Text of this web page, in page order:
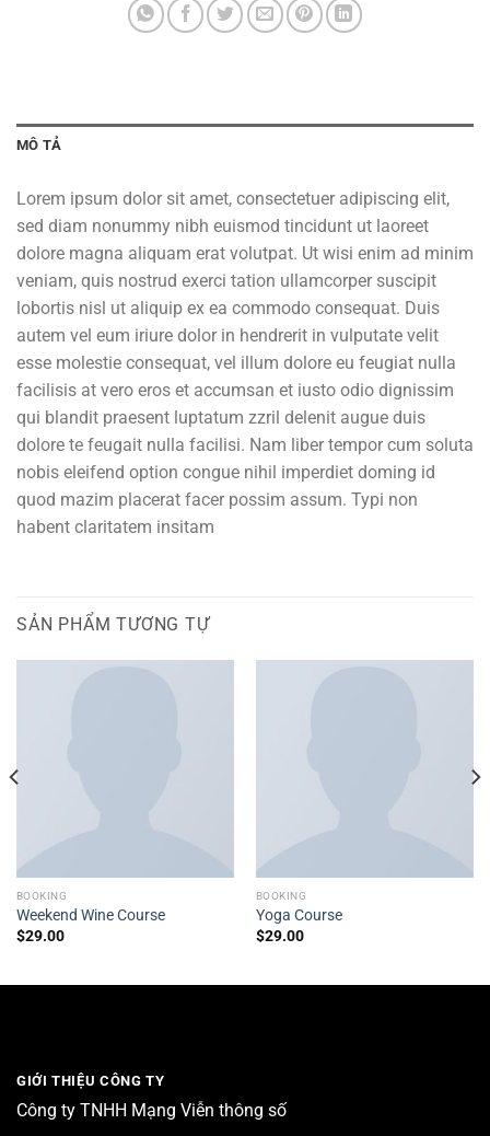
MÔ TẢ
Lorem ipsum dolor sit amet, consectetuer adipiscing elit,
sed diam nonummy nibh euismod tincidunt ut laoreet
dolore magna aliquam erat volutpat. Ut wisi enim ad minim
veniam, quis nostrud exerci tation ullamcorper suscipit
lobortis nisl ut aliquip ex ea commodo consequat. Duis
autem vel eum iriure dolor in hendrerit in vulputate velit
esse molestie consequat, vel illum dolore eu feugiat nulla
facilisis at vero eros et accumsan et iusto odio dignissim
qui blandit praesent luptatum zzril delenit augue duis
dolore te feugait nulla facilisi. Nam liber tempor cum soluta
nobis eleifend option congue nihil imperdiet doming id
quod mazim placerat facer possim assum. Typi non
habent claritatem insitam
SẢN PHẨM TƯƠNG TỰ
BOOKING
Weekend Wine Course
$29.00
BOOKING
Yoga Course
$29.00
GIỚI THIỆU CÔNG TY
Công ty TNHH Mạng Viễn thông số